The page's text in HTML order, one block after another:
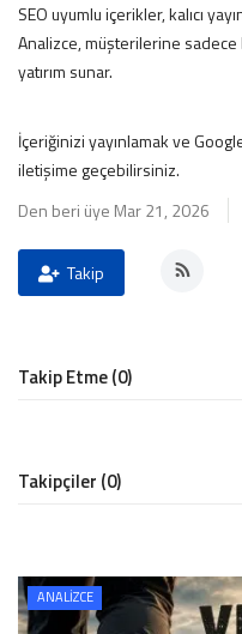
SEO uyumlu içerikler, kalıcı
Analizce, müşterilerine
yatırım sunar.
İçeriğinizi yayınlamak ve
iletişime geçebilirsiniz.
Den beri üye Mar 21, 2026
Takip
Takip Etme (0)
Takipçiler (0)
ANALİZCE